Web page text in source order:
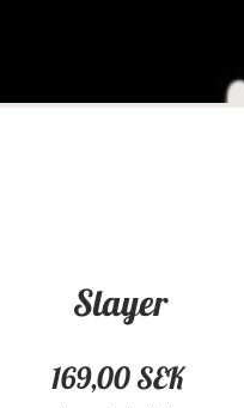
Slayer
169,00 SEKPrecio